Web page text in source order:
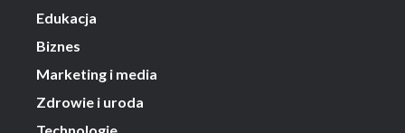
Edukacja
Biznes
Marketing i media
Zdrowie i uroda